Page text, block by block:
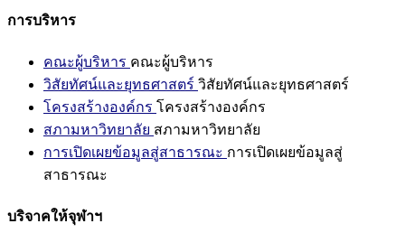
การบริหาร
คณะผู้บริหาร คณะผู้บริหาร
วิสัยทัศน์และยุทธศาสตร์ วิสัยทัศน์และยุทธศาสตร์
โครงสร้างองค์กร โครงสร้างองค์กร
สภามหาวิทยาลัย สภามหาวิทยาลัย
การเปิดเผยข้อมูลสู่สาธารณะ การเปิดเผยข้อมูลสู่
สาธารณะ
บริจาคให้จุฬาฯ